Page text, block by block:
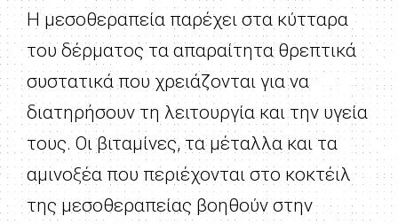
Η μεσοθεραπεία παρέχει στα κύτταρα
του δέρματος τα απαραίτητα θρεπτικά
συστατικά που χρειάζονται για να
διατηρήσουν τη λειτουργία και την υγεία
τους. Οι βιταμίνες, τα μέταλλα και τα
αμινοξέα που περιέχονται στο κοκτέιλ
της μεσοθεραπείας βοηθούν στην